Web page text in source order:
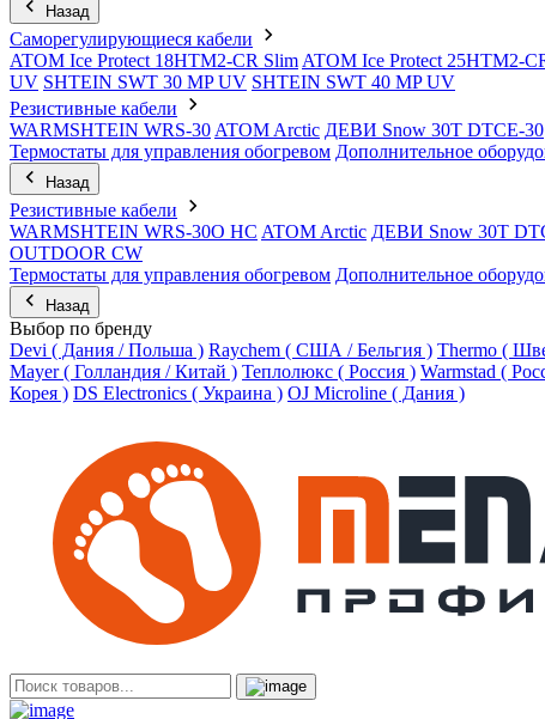
Назад
Саморегулирующиеся кабели
ATOM Ice Protect 18HTM2-CR Slim ATOM Ice Protect 25HTM2-
UV SHTEIN SWT 30 MP UV SHTEIN SWT 40 MP UV
Резистивные кабели
WARMSHTEIN WRS-30 ATOM Arctic ДЕВИ Snow 30T DTCE-30
Термостаты для управления обогревом Дополнительное
Назад
Резистивные кабели
WARMSHTEIN WRS-30O HC ATOM Arctic ДЕВИ Snow 30T
OUTDOOR CW
Термостаты для управления обогревом Дополнительное
Назад
Выбор по бренду
Devi ( Дания / Польша ) Raychem ( США / Бельгия ) Thermo (
Mayer ( Голландия / Китай ) Теплолюкс ( Россия ) Warmstad (
Корея ) DS Electronics ( Украина ) OJ Microline ( Дания )